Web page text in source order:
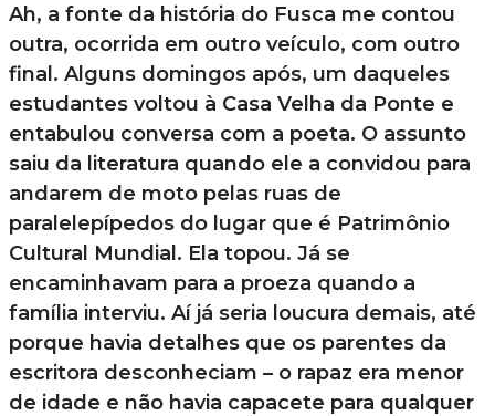
Ah, a fonte da história do Fusca me contou
outra, ocorrida em outro veículo, com outro
final. Alguns domingos após, um daqueles
estudantes voltou à Casa Velha da Ponte e
entabulou conversa com a poeta. O assunto
saiu da literatura quando ele a convidou para
andarem de moto pelas ruas de
paralelepípedos do lugar que é Patrimônio
Cultural Mundial. Ela topou. Já se
encaminhavam para a proeza quando a
família interviu. Aí já seria loucura demais, até
porque havia detalhes que os parentes da
escritora desconheciam – o rapaz era menor
de idade e não havia capacete para qualquer